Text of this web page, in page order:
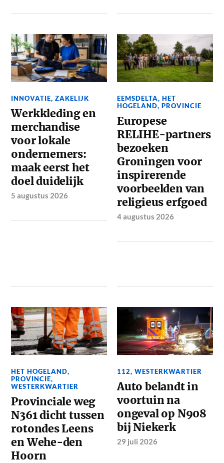
INNOVATIE,ZAKELIJK
Werkkleding en
merchandise
voor lokale
ondernemers:
maak eerst het
doel duidelijk
5 augustus 2026
EEMSDELTA,HET
HOGELAND,PROVINCIE
Europese
RELIHE-partners
bezoeken
Groningen voor
inspirerende
voorbeelden van
religieus erfgoed
4 augustus 2026
HET HOGELAND,
PROVINCIE,
WESTERKWARTIER
Provinciale weg
N361 dicht tussen
rotondes Leens
en Wehe-den
Hoorn
112,WESTERKWARTIER
Auto belandt in
voortuin na
ongeval op N908
bij Niekerk
29 juli 2026